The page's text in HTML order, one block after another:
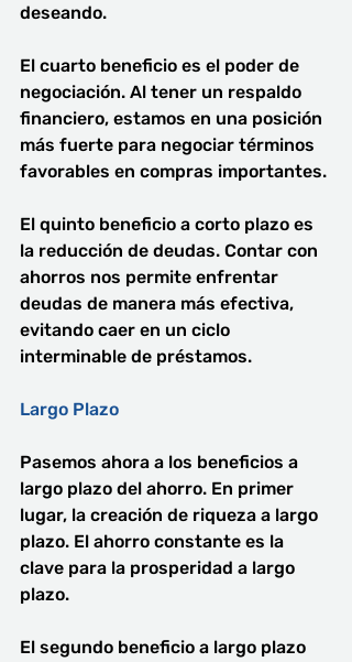
deseando.
El cuarto beneficio es el poder de
negociación. Al tener un respaldo
financiero, estamos en una posición
más fuerte para negociar términos
favorables en compras importantes.
El quinto beneficio a corto plazo es
la reducción de deudas. Contar con
ahorros nos permite enfrentar
deudas de manera más efectiva,
evitando caer en un ciclo
interminable de préstamos.
Largo Plazo
Pasemos ahora a los beneficios a
largo plazo del ahorro. En primer
lugar, la creación de riqueza a largo
plazo. El ahorro constante es la
clave para la prosperidad a largo
plazo.
El segundo beneficio a largo plazo